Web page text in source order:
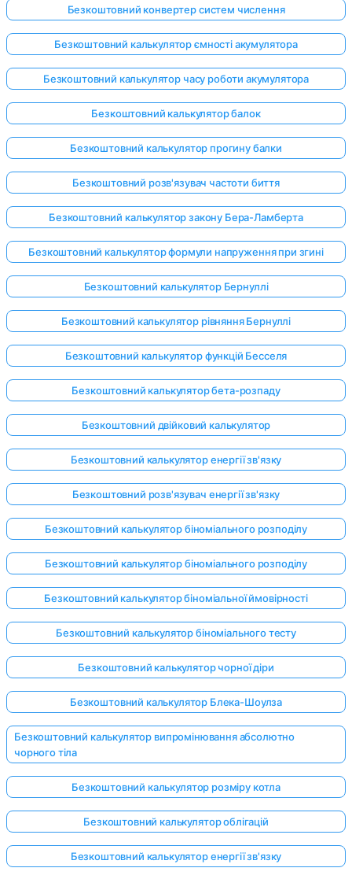
Безкоштовний конвертер систем числення
Безкоштовний калькулятор ємності акумулятора
Безкоштовний калькулятор часу роботи акумулятора
Безкоштовний калькулятор балок
Безкоштовний калькулятор прогину балки
Безкоштовний розв'язувач частоти биття
Безкоштовний калькулятор закону Бера-Ламберта
Безкоштовний калькулятор формули напруження при згині
Безкоштовний калькулятор Бернуллі
Безкоштовний калькулятор рівняння Бернуллі
Безкоштовний калькулятор функцій Бесселя
Безкоштовний калькулятор бета-розпаду
Безкоштовний двійковий калькулятор
Безкоштовний калькулятор енергії зв'язку
Безкоштовний розв'язувач енергії зв'язку
Безкоштовний калькулятор біноміального розподілу
Безкоштовний калькулятор біноміального розподілу
Безкоштовний калькулятор біноміальної ймовірності
Безкоштовний калькулятор біноміального тесту
Безкоштовний калькулятор чорної діри
Безкоштовний калькулятор Блека-Шоулза
Безкоштовний калькулятор випромінювання абсолютно
чорного тіла
Безкоштовний калькулятор розміру котла
Безкоштовний калькулятор облігацій
Безкоштовний калькулятор енергії зв'язку